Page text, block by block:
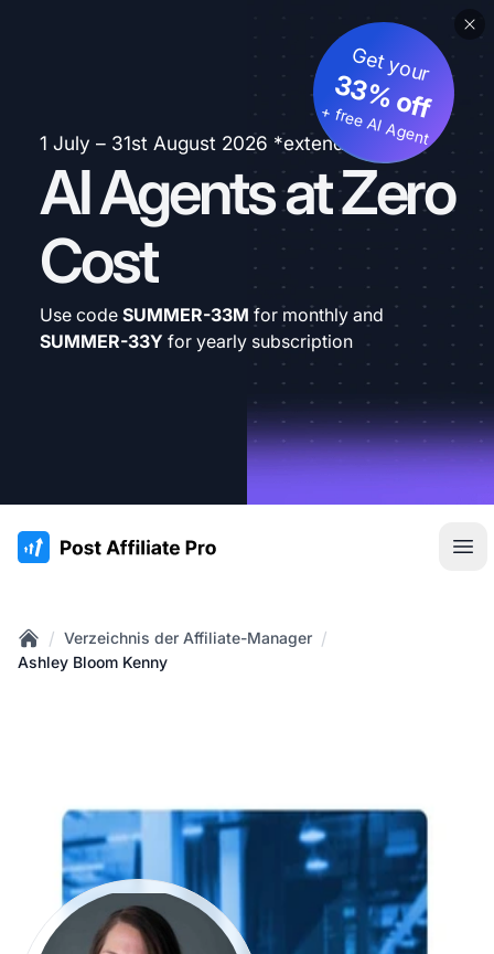
1 July – 31st August 2026 *extended
AI Agents at Zero
Cost
Get your
33% off
+ free AI Agent
Use code SUMMER-33M for monthly and
SUMMER-33Y for yearly subscription
:site.title
Home
/ Verzeichnis der Affiliate-Manager /
Ashley Bloom Kenny